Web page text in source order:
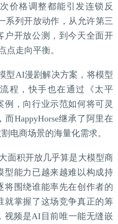
价格调整都能引发连锁反
系列开放动作，从允许第三
户开放公测，到今天全面开
点走向平衡。
型AI漫剧解决方案，将模型
程，快手也在通过《太平
例，向行业示范如何将可灵
HappyHorse继承了阿里在
电商场景的海量化需求。
面积开放几乎算是大模型商
型能力已越来越难以构成持
将围绕谁能率先在创作者的
就掌握了这场竞争真正的筹
视频是AI目前唯一能无缝嵌